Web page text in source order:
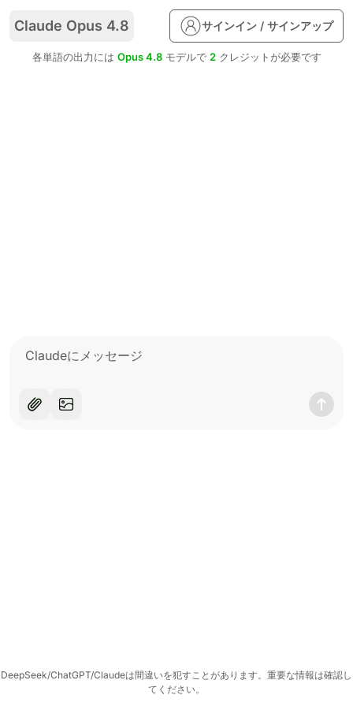
Claude Opus 4.8 サインイン / サインアップ
各単語の出力には Opus 4.8モデルで 2クレジットが必要です
DeepSeek/ChatGPT/Claudeは間違いを犯すことがあります。重要な情報は確認し
てください。